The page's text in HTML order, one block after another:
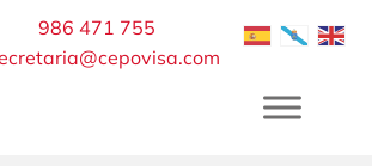
986 471 755